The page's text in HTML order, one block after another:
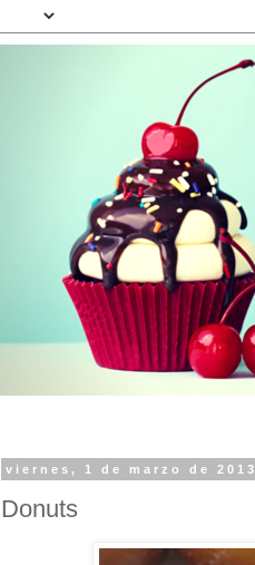
viernes, 1 de marzo de 2013
Donuts